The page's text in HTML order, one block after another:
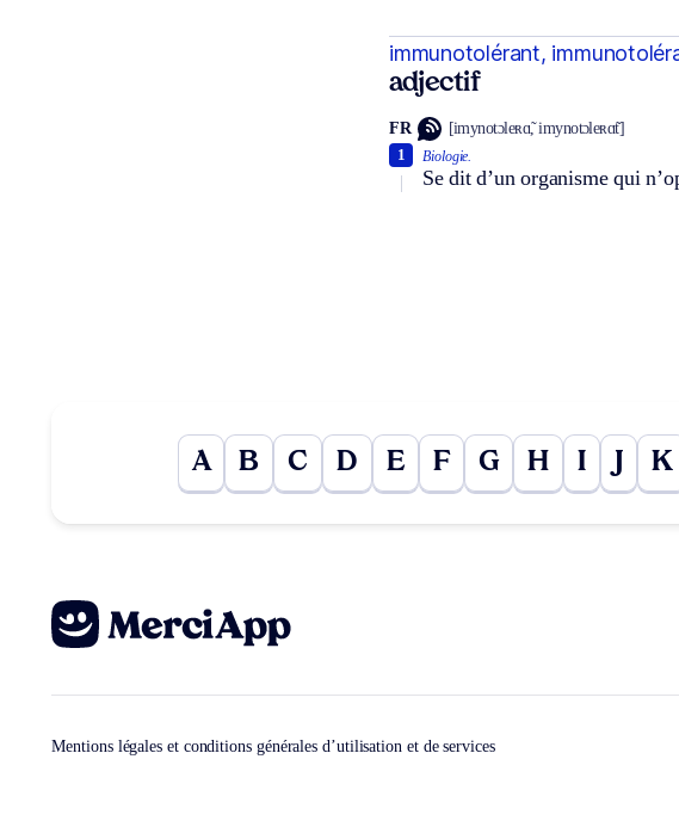
immunotolérant,
adjectif
FR [imynotɔleʀɑ̃, imynotɔleʀɑ̃t]
Biologie.
Se dit d’un organisme qui
1
A B C D E F G H I K
Mentions légales et conditions générales d’utilisation et de services